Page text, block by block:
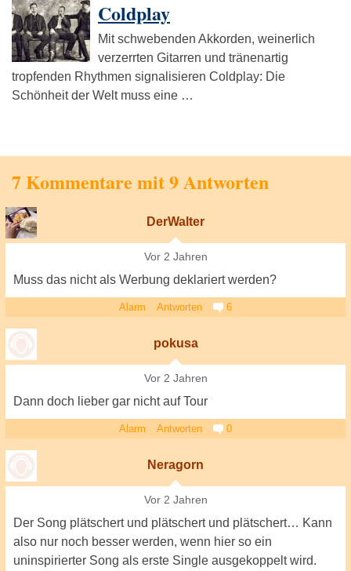
Coldplay
Mit schwebenden Akkorden, weinerlich
verzerrten Gitarren und tränenartig
tropfenden Rhythmen signalisieren Coldplay: Die
Schönheit der Welt muss eine …
7 Kommentare mit 9 Antworten
DerWalter
Vor 2 Jahren
Muss das nicht als Werbung deklariert werden?
Alarm Antworten 6
pokusa
Vor 2 Jahren
Dann doch lieber gar nicht auf Tour
Alarm Antworten 0
Neragorn
Vor 2 Jahren
Der Song plätschert und plätschert und plätschert… Kann
also nur noch besser werden, wenn hier so ein
uninspirierter Song als erste Single ausgekoppelt wird.